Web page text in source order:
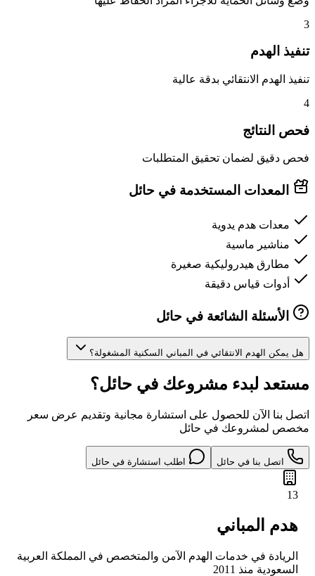
3
تنفيذ الهدم
تنفيذ الهدم الانتقائي بدقة عالية
4
فحص النتائج
فحص دقيق لضمان تحقيق المتطلبات
المعدات المستخدمة في حائل
معدات هدم يدوية
مناشير ماسية
مطارق هيدروليكية صغيرة
أدوات قياس دقيقة
الأسئلة الشائعة في حائل
هل يمكن الهدم الانتقائي في المباني السكنية المشغولة؟
مستعد لبدء مشروعك في حائل؟
اتصل بنا الآن للحصول على استشارة مجانية وتقديم عرض سعر
مخصص لمشروعك في حائل
اتصل بنا في حائل اطلب استشارة في حائل
13
هدم المباني
الريادة في خدمات الهدم الآمن والمتخصص في المملكة العربية
السعودية منذ 2011